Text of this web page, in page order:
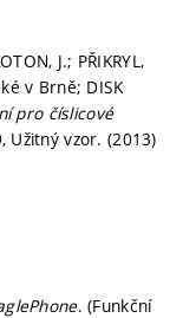
J.; PŘIKRYL,
v Brně; DISK
pro číslicové
Užitný vzor. (2013)
. (Funkční